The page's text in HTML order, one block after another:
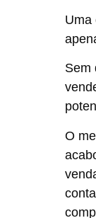
Uma
Sem
O